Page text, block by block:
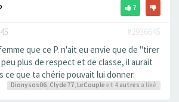
7
#2936645
que ce P. n'ait eu envie que de "tirer
plus de respect et de classe, il aurait
ce que ta chérie pouvait lui donner.
Dionysos06, Clyde77, LeCouple et 4 autres a liké